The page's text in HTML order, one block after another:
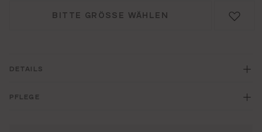
BITTE GRÖSSE WÄHLEN
DETAILS
PFLEGE